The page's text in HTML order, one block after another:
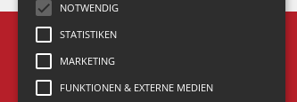
NOTWENDIG
STATISTIKEN
MARKETING
FUNKTIONEN & EXTERNE MEDIEN